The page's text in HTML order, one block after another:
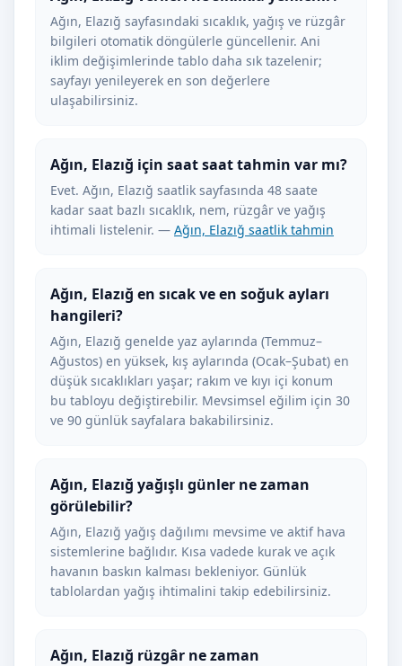
Ağın, Elazığ sayfasındaki sıcaklık, yağış ve rüzgâr
bilgileri otomatik döngülerle güncellenir. Ani
iklim değişimlerinde tablo daha sık tazelenir;
sayfayı yenileyerek en son değerlere
ulaşabilirsiniz.
Ağın, Elazığ için saat saat tahmin var mı?
Evet. Ağın, Elazığ saatlik sayfasında 48 saate
kadar saat bazlı sıcaklık, nem, rüzgâr ve yağış
ihtimali listelenir. — Ağın, Elazığ saatlik tahmin
Ağın, Elazığ en sıcak ve en soğuk ayları
hangileri?
Ağın, Elazığ genelde yaz aylarında (Temmuz–
Ağustos) en yüksek, kış aylarında (Ocak–Şubat) en
düşük sıcaklıkları yaşar; rakım ve kıyı içi konum
bu tabloyu değiştirebilir. Mevsimsel eğilim için 30
ve 90 günlük sayfalara bakabilirsiniz.
Ağın, Elazığ yağışlı günler ne zaman
görülebilir?
Ağın, Elazığ yağış dağılımı mevsime ve aktif hava
sistemlerine bağlıdır. Kısa vadede kurak ve açık
havanın baskın kalması bekleniyor. Günlük
tablolardan yağış ihtimalini takip edebilirsiniz.
Ağın, Elazığ rüzgâr ne zaman